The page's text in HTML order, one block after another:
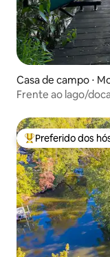
Casa de campo ⋅
Frente ao lago/
Entre os melhores
Preferido dos